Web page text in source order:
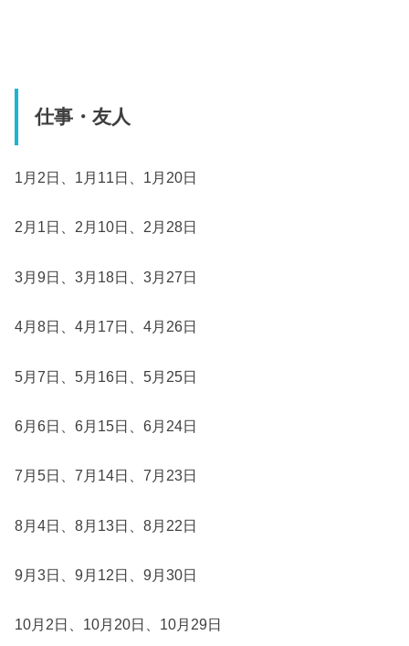
仕事・友人
1月2日、1月11日、1月20日
2月1日、2月10日、2月28日
3月9日、3月18日、3月27日
4月8日、4月17日、4月26日
5月7日、5月16日、5月25日
6月6日、6月15日、6月24日
7月5日、7月14日、7月23日
8月4日、8月13日、8月22日
9月3日、9月12日、9月30日
10月2日、10月20日、10月29日